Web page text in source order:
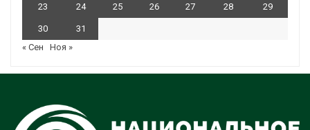
23 24 25 26 27 28 29
30
31
« Сен
Ноя »